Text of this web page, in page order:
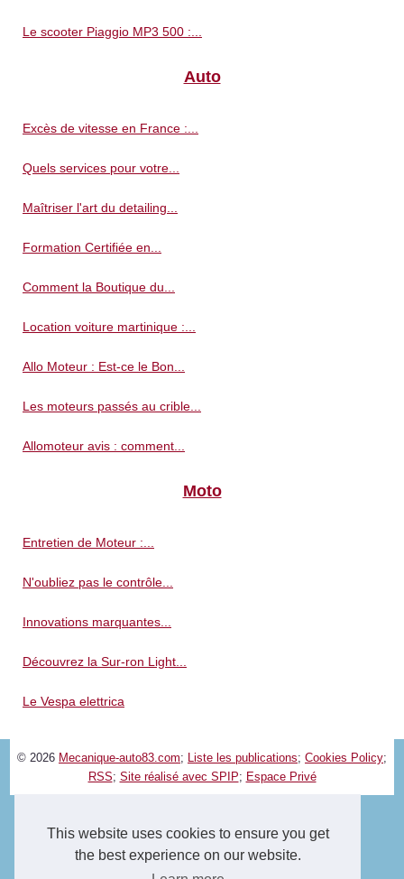
This website uses cookies to ensure you get
the best experience on our website.
Le scooter Piaggio MP3 500 :...
Auto
Excès de vitesse en France :...
Quels services pour votre...
Maîtriser l'art du detailing...
Formation Certifiée en...
Comment la Boutique du...
Location voiture martinique :...
Allo Moteur : Est-ce le Bon...
Les moteurs passés au crible...
Allomoteur avis : comment...
Moto
Entretien de Moteur :...
N'oubliez pas le contrôle...
Innovations marquantes...
Découvrez la Sur-ron Light...
Le Vespa elettrica
© 2026 Mecanique-auto83.com; Liste les publications; Cookies Policy;
RSS; Site réalisé avec SPIP; Espace Privé